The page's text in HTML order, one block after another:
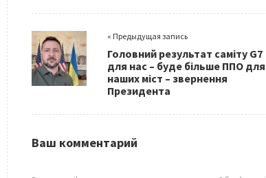
o
o
k
er
l
« Предыдущая запись
Головний результат саміту G7
для нас – буде більше ППО для
наших міст – звернення
Президента
Ваш комментарий